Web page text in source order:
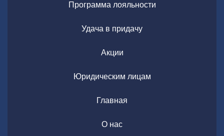
Программа лояльности
Удача в придачу
Акции
Юридическим лицам
Главная
О нас